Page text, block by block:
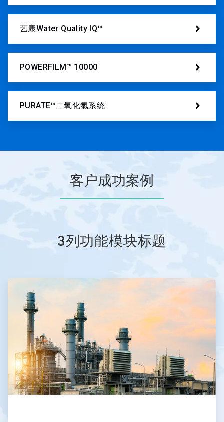
艺康Water Quality IQ™
POWERFILM™ 10000
PURATE™二氧化氯系统
客户成功案例
3列功能模块标题
ArticleTile